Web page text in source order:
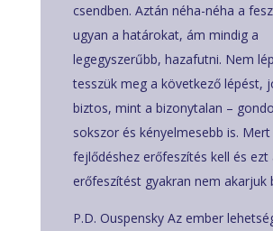
csendben. Aztán néha-néha a
ugyan a határokat, ám mindig a
legegyszerűbb, hazafutni. Nem
tesszük meg a következő lépést,
biztos, mint a bizonytalan –
sokszor és kényelmesebb is.
fejlődéshez erőfeszítés kell és ezt
erőfeszítést gyakran nem akarjuk
P.D. Ouspensky Az ember